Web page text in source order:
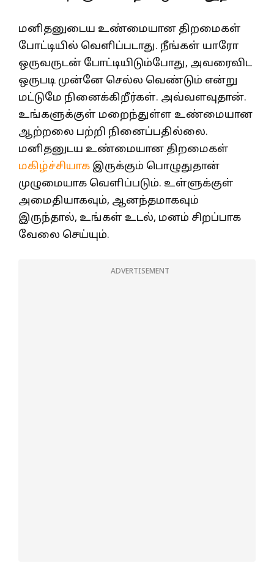
மனிதனுடைய உண்மையான திறமைகள்
போட்டியில் வெளிப்படாது. நீங்கள் யாரோ
ஒருவருடன் போட்டியிடும்போது, அவரைவிட
ஒருபடி முன்னே செல்ல வெண்டும் என்று
மட்டுமே நினைக்கிறீர்கள். அவ்வளவுதான்.
உங்களுக்குள் மறைந்துள்ள உண்மையான
ஆற்றலை பற்றி நினைப்பதில்லை.
மனிதனுடய உண்மையான திறமைகள்
மகிழ்ச்சியாக இருக்கும் பொழுதுதான்
முழுமையாக வெளிப்படும். உள்ளுக்குள்
அமைதியாகவும், ஆனந்தமாகவும்
இருந்தால், உங்கள் உடல், மனம் சிறப்பாக
வேலை செய்யும்.
ADVERTISEMENT